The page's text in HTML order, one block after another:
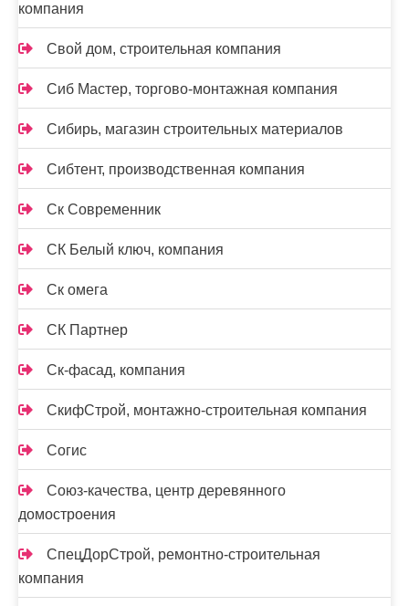
компания
Свой дом, строительная компания
Сиб Мастер, торгово-монтажная компания
Сибирь, магазин строительных материалов
Сибтент, производственная компания
Ск Cовременник
СК Белый ключ, компания
Ск омега
СК Партнер
Ск-фасад, компания
СкифСтрой, монтажно-строительная компания
Согис
Союз-качества, центр деревянного
домостроения
СпецДорСтрой, ремонтно-строительная
компания